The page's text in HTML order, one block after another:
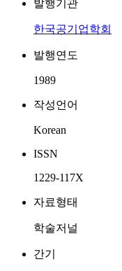
발행기관
한국공기업학회
발행연도
1989
작성언어
Korean
ISSN
1229-117X
자료형태
학술저널
간기